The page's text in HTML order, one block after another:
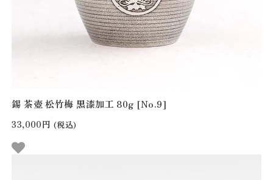
錫 茶壺 松竹梅 黒漆加工 80g [No.9]
33,000円 (税込)